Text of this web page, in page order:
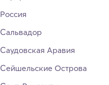
Россия
Сальвадор
Саудовская Аравия
Сейшельские Острова